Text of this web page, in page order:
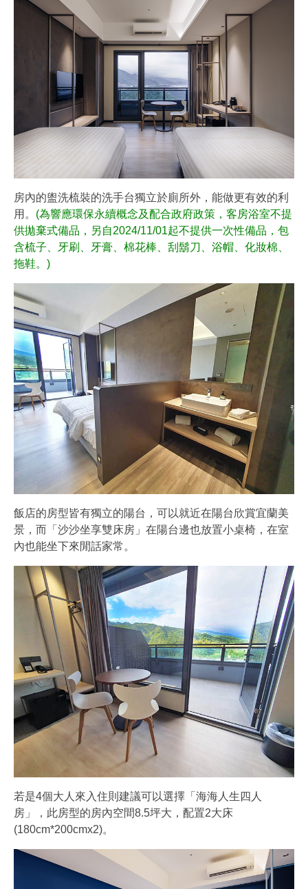
房內的盥洗梳裝的洗手台獨立於廁所外，能做更有效的利
用。 (為響應環保永續概念及配合政府政策，客房浴室不提
供拋棄式備品，另自2024/11/01起不提供一次性備品，包
含梳子、牙刷、牙膏、棉花棒、刮鬍刀、浴帽、化妝棉、
拖鞋。)
飯店的房型皆有獨立的陽台，可以就近在陽台欣賞宜蘭美
景，而「沙沙坐享雙床房」在陽台邊也放置小桌椅，在室
內也能坐下來閒話家常。
若是4個大人來入住則建議可以選擇「海海人生四人
房」，此房型的房內空間8.5坪大，配置2大床
(180cm*200cmx2)。